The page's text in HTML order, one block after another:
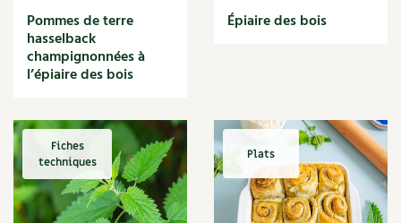
Nichoir
Noisette
Noix
Nourriture
Nuisibles
Numérique
Nutriments
Observation
Pommes de terre
hasselback
champignonnées à
l’épiaire des bois
Épiaire des bois
Fiches
techniques
Plats